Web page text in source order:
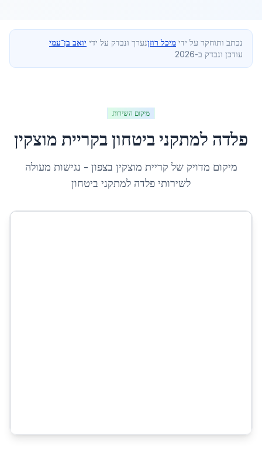
נכתב ותוחקר על ידי מיכל רוזןנערך ונבדק על ידי יואב בן־עמי
עודכן ונבדק ב-2026
מיקום השירות
פלדה למתקני ביטחוןבקריית מוצקין
מיקום מדויק של קריית מוצקין בצפון - נגישות מעולה
לשירותי פלדה למתקני ביטחון